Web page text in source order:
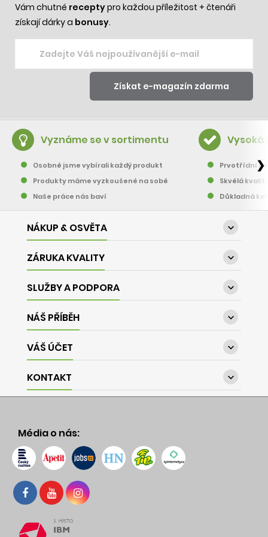
Vám chutné receptypro každou příležitost + čtenáři
získají dárky a bonusy.
Vyznáme se v sortimentu
Osobně jsme vybírali každý produkt
Produkty máme vyzkoušené na sobě
Naše práce nás baví
Vysoká
Prvotřídní
Skvělá
Důkladná
❯
NÁKUP & OSVĚTA 
ZÁRUKA KVALITY 
SLUŽBY A PODPORA 
NÁŠ PŘÍBĚH 
VÁŠ ÚČET 
KONTAKT 
Média o nás: